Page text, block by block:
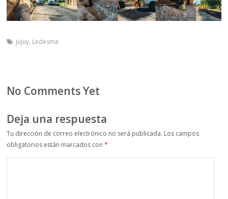
Jujuy, Ledesma
No Comments Yet
Deja una respuesta
Tu dirección de correo electrónico no será publicada. Los campos
obligatorios están marcados con*